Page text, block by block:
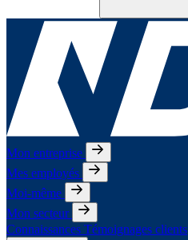
Mon entreprise
Mes employés
Moi-même
Mon secteur
Connaissances Témoignages clients